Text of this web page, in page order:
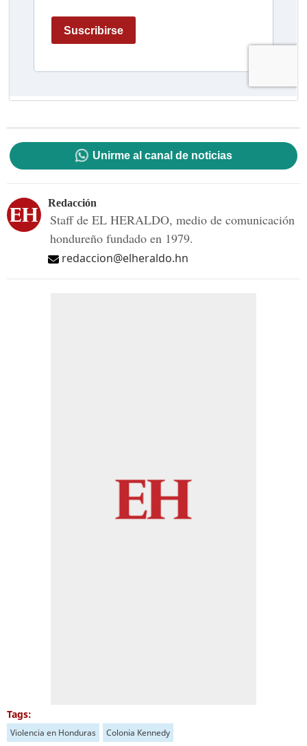
Unirme al canal de noticias
Redacción
Staff de EL HERALDO, medio de comunicación
hondureño fundado en 1979.
redaccion@elheraldo.hn
Tags:
Violencia en Honduras Colonia Kennedy